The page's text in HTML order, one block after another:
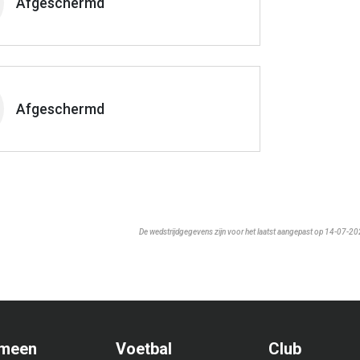
Afgeschermd
De wedstrijdgegevens zijn voor het laatst aangepast op 14-07-
Voetbal Club